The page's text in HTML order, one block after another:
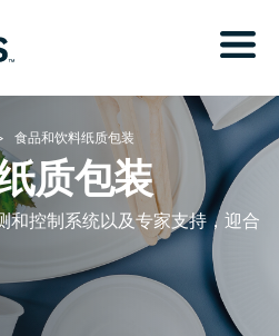
食品和饮料纸质包装
质包装
和控制系统以及专家支持，迎合